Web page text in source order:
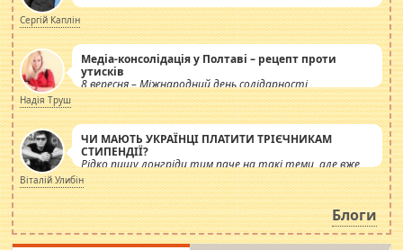
Сергій Каплін
Медіа-консолідація у Полтаві – рецепт проти
утисків
8 вересня – Міжнародний день солідарності
журналістів.
Надія Труш
ЧИ МАЮТЬ УКРАЇНЦІ ПЛАТИТИ ТРІЄЧНИКАМ
СТИПЕНДІЇ?
Рідко пишу лонгріди тим паче на такі теми, але вже
просто дістало! Обурюють сьогоднішні інсенуації
навколо стипендіального питання. Штучно
роздувається ще одна соціальна катастрофа.
Віталій Улибін
Блоги